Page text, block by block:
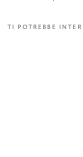
TI POTREBBE